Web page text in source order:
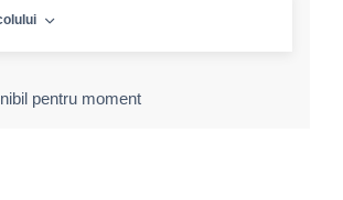
pentru moment